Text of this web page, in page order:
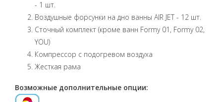
- 1 шт.
Воздушные форсунки на дно ванны AIR JET - 12 шт.
Сточный комплект (кроме ванн Formy 01, Formy 02,
YOU)
Компрессор с подогревом воздуха
Жесткая рама
Возможные дополнительные опции: